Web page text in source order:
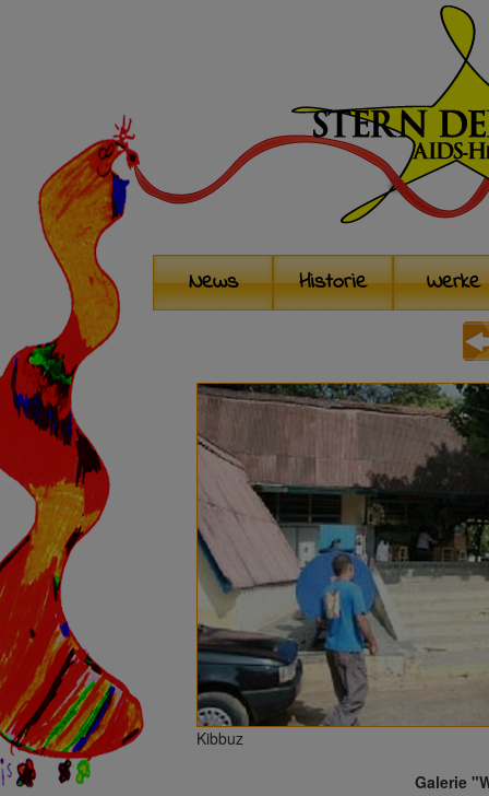
News Historie Werke
Kibbuz
Galerie